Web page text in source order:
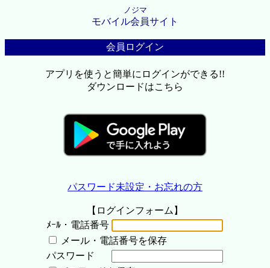
ノジマ
モバイル会員サイト
会員ログイン
アプリを使うと簡単にログインができる!!
ダウンロードはこちら
パスワード未設定・お忘れの方
【ログインフォーム】
ﾒｰﾙ・電話番号
メール・電話番号を保存
パスワード